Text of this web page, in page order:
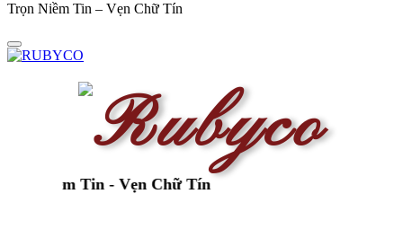
Trọn Niềm Tin – Vẹn Chữ Tín
Niềm Tin - Vẹn Chữ Tín